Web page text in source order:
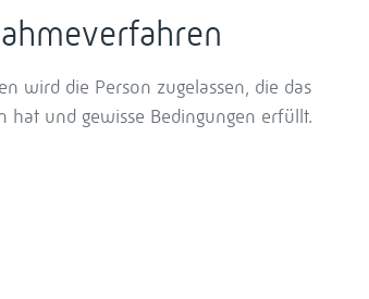
wird die Person zugelassen, die das
und gewisse Bedingungen erfüllt.